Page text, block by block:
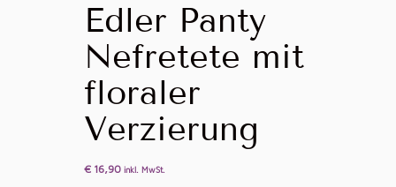
Edler Panty
Nefretete mit
floraler
Verzierung
€ 16,90 inkl. MwSt.